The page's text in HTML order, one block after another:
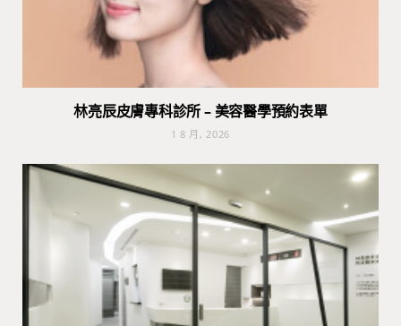
林亮辰皮膚專科診所 – 美容醫學預約表單
1 8 月, 2026